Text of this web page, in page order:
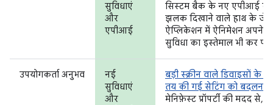
सुविधाएं
और
एपीआई
सिस्टम बैक के नए एपीआई का
झलक दिखाने वाले हाथ के
ऐप्लिकेशन में ऐनिमेशन अपने-
सुविधा का इस्तेमाल भी कर
उपयोगकर्ता अनुभव
नई
सुविधाएं
और
बड़ी स्क्रीन वाले डिवाइसों
तय की गई सेटिंग को बदलना
मेनिफ़ेस्ट प्रॉपर्टी की मदद